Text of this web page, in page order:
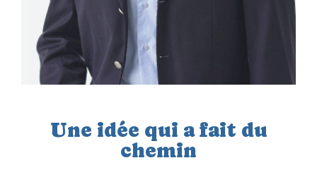
Une idée qui a fait du
chemin